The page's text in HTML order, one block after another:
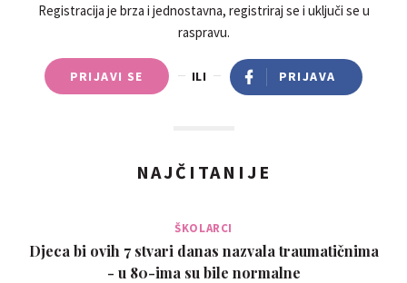
kratkoročno, srednjeročno in dolgoročno z nizko obrestno
mero na leto, ki ji sledi dober značaj in predvsem spoštuje
zaveze. Upoštevajte področja, na katerih vam lahko
pomagamo pri vaših projektih ali prekinimo zastoj. - Osebni
spoznate njen razvoj. Pišite na e-pošto:
Registracija je brza i jednostavna, registriraj se i uključi se u
raspravu.
PRIJAVI SE ILI PRIJAVA
NAJČITANIJE
ŠKOLARCI
Djeca bi ovih 7 stvari danas nazvala traumatičnima
- u 80-ima su bile normalne